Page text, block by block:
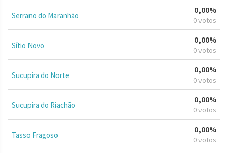
Serrano do Maranhão
0,00%
0 votos
Sítio Novo
0,00%
0 votos
Sucupira do Norte
0,00%
0 votos
Sucupira do Riachão
0,00%
0 votos
Tasso Fragoso
0,00%
0 votos